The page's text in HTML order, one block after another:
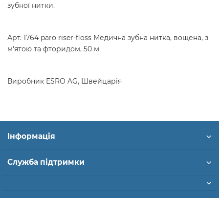
зубної нитки.
Арт. 1764 paro riser-floss Медична зубна нитка, вощена, з
м'ятою та фторидом, 50 м
Виробник ESRO AG, Швейцарія
Інформація
Служба підтримки